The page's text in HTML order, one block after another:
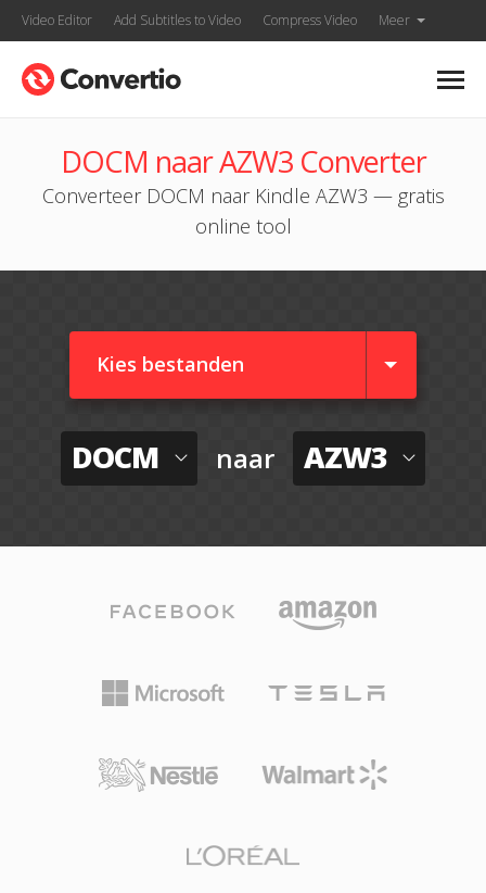
Video Editor Add Subtitles to Video Compress Video Meer
DOCM naar AZW3 Converter
Converteer DOCM naar Kindle AZW3 — gratis
online tool
Kies bestanden
DOCM naar AZW3